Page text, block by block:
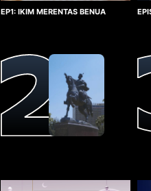
EP1: IKIM MERENTAS BENUA